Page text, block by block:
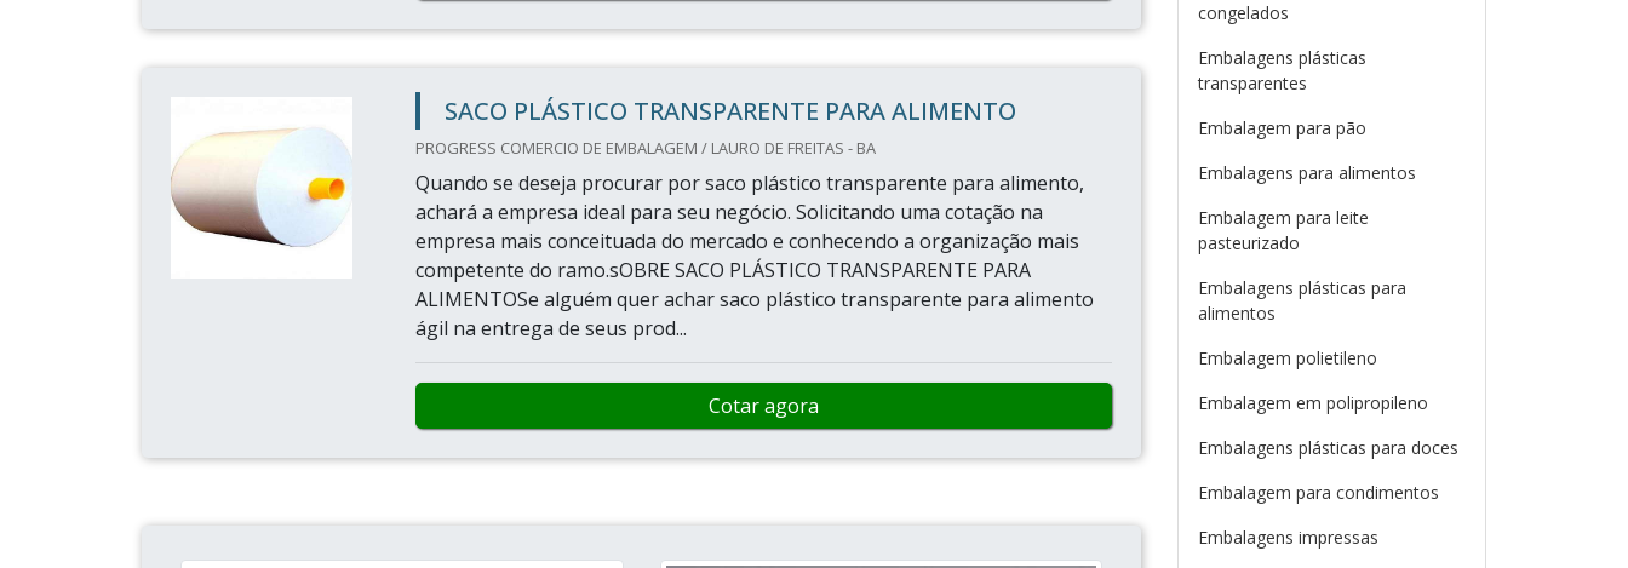
SACO PLÁSTICO TRANSPARENTE PARA ALIMENTO
PROGRESS COMERCIO DE EMBALAGEM / LAURO DE FREITAS - BA
Quando se deseja procurar por saco plástico transparente para alimento,
achará a empresa ideal para seu negócio. Solicitando uma cotação na
empresa mais conceituada do mercado e conhecendo a organização mais
competente do ramo.sOBRE SACO PLÁSTICO TRANSPARENTE PARA
ALIMENTOSe alguém quer achar saco plástico transparente para alimento
ágil na entrega de seus prod...
Cotar agora
congelados
Embalagens plásticas
transparentes
Embalagem para pão
Embalagens para alimentos
Embalagem para leite
pasteurizado
Embalagens plásticas para
alimentos
Embalagem polietileno
Embalagem em polipropileno
Embalagens plásticas para doces
Embalagem para condimentos
Embalagens impressas